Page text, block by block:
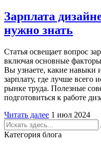
Зарплата
нужно знать
Статья освещает вопрос
включая основные
Вы узнаете, какие навыки
зарплату, где лучше всего
рынке труда. Полезные
подготовиться к работе
Читать далее 1 июл 2024
Категория блога